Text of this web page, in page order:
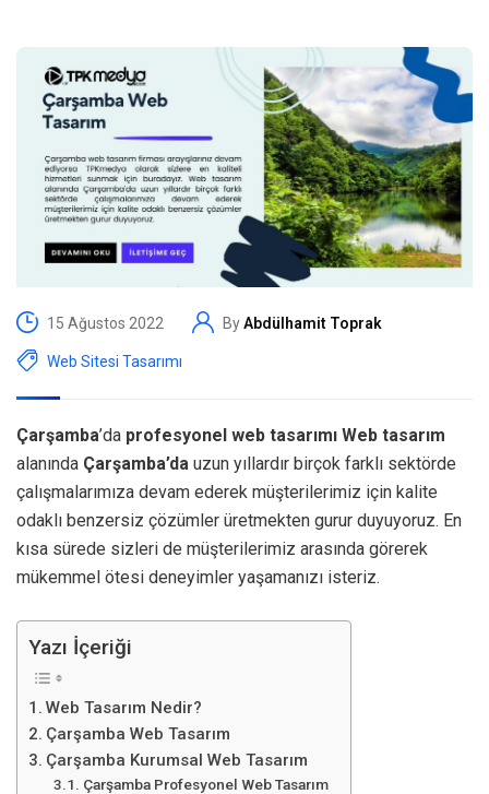
15 Ağustos 2022 ByAbdülhamit Toprak
Web Sitesi Tasarımı
Çarşamba’da profesyonel web tasarımı Web tasarım
alanında Çarşamba’da uzun yıllardır birçok farklı sektörde
çalışmalarımıza devam ederek müşterilerimiz için kalite
odaklı benzersiz çözümler üretmekten gurur duyuyoruz. En
kısa sürede sizleri de müşterilerimiz arasında görerek
mükemmel ötesi deneyimler yaşamanızı isteriz.
Yazı İçeriği
Web Tasarım Nedir?
Çarşamba Web Tasarım
Çarşamba Kurumsal Web Tasarım
Çarşamba Profesyonel Web Tasarım